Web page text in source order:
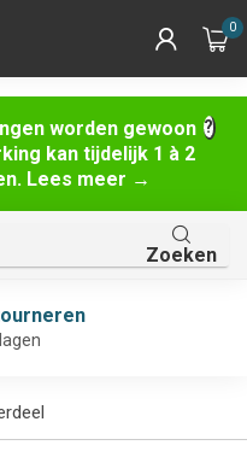
worden gewoon
kan tijdelijk 1 à 2
Lees meer →
0
Zoeken